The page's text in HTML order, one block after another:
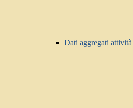
Dati aggregati